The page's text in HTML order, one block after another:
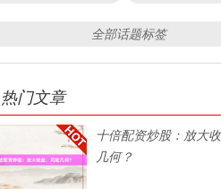
全部话题标签
热门文章
十倍配资炒股：放大
几何？